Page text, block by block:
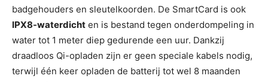
badgehouders en sleutelkoorden. De SmartCard is ook
IPX8-waterdicht en is bestand tegen onderdompeling in
water tot 1 meter diep gedurende een uur. Dankzij
draadloos Qi-opladen zijn er geen speciale kabels nodig,
terwijl één keer opladen de batterij tot wel 8 maanden